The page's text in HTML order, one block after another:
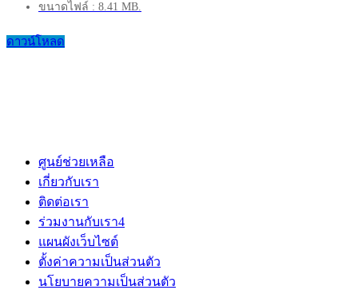
ขนาดไฟล์ : 8.41 MB.
ดาวน์โหลด
ศูนย์ช่วยเหลือ
เกี่ยวกับเรา
ติดต่อเรา
ร่วมงานกับเรา4
แผนผังเว็บไซต์
ตั้งค่าความเป็นส่วนตัว
นโยบายความเป็นส่วนตัว